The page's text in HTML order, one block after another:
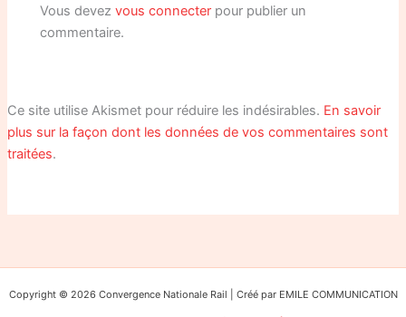
Vous devezvous connecter pour publier un
commentaire.
Ce site utilise Akismet pour réduire les indésirables. En savoir
plus sur la façon dont les données de vos commentaires sont
traitées.
Copyright © 2026 Convergence Nationale Rail | Créé par EMILE COMMUNICATION